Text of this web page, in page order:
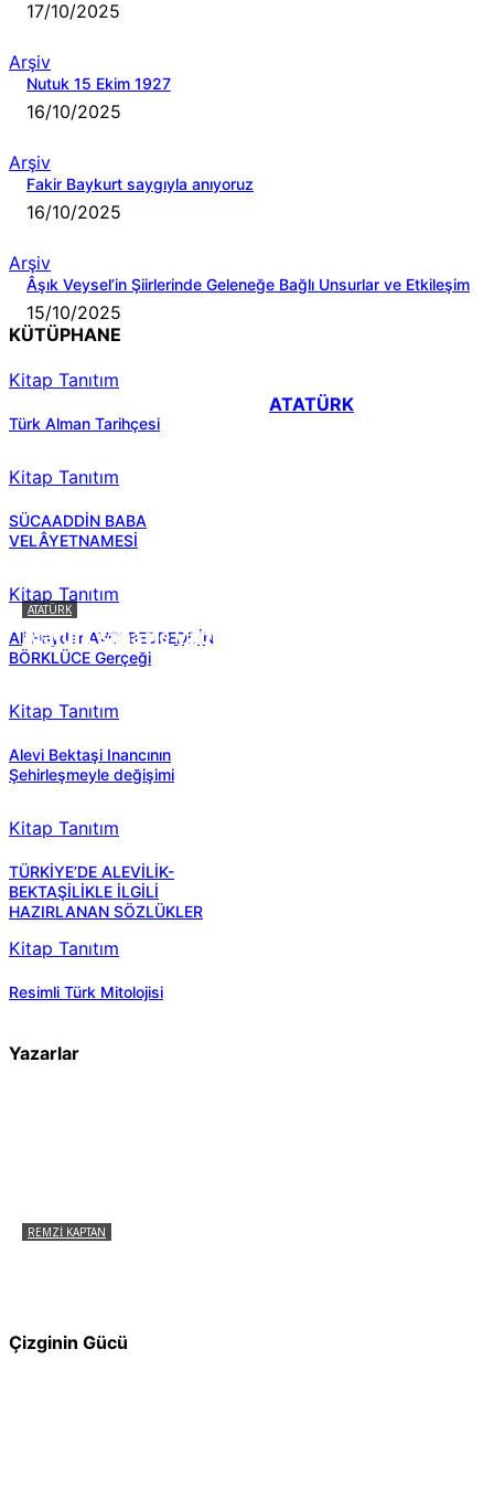
17/10/2025
Arşiv
Nutuk 15 Ekim 1927
16/10/2025
Arşiv
Fakir Baykurt saygıyla anıyoruz
16/10/2025
Arşiv
Âşık Veysel’in Şiirlerinde Geleneğe Bağlı Unsurlar ve Etkileşim
15/10/2025
KÜTÜPHANE
Kitap Tanıtım
Türk Alman Tarihçesi
Kitap Tanıtım
SÜCAADDİN BABA
VELÂYETNAMESİ
Kitap Tanıtım
Ali Haydar AVCI BEDREDDİN
BÖRKLÜCE Gerçeği
Kitap Tanıtım
Alevi Bektaşi Inancının
Şehirleşmeyle değişimi
Kitap Tanıtım
TÜRKİYE’DE ALEVİLİK-
BEKTAŞİLİKLE İLGİLİ
HAZIRLANAN SÖZLÜKLER
Kitap Tanıtım
Resimli Türk Mitolojisi
ATATÜRK
ATATÜRK
Atatürk sana ne yaptı?
Yazarlar
REMZI KAPTAN
Çizginin Gücü